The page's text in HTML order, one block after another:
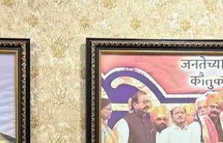
🖋️ *अभिजीत राणे लिहितात* अभिजित दिपकेसारखा सुमार
माणूस मोदींना हुकूमशहा संबोधून वायफळ बडबड करतो, तरीही
त्याच्यावर कारवाई होत नाही; ही कसली हुकूमशाही? ममता
राजवटीत बंगालमधील हिंदूंवर अघोरी अत्याचार झाले. देशभरात
राष्ट्रपती राजवटीची मागणी असतानाही मोदींनी संविधानाचा आदर
करत कायदेशीर मार्गानेच ममतांचा पराभव केला. शेतकरी असो वा
मराठा आंदोलन, यांनी कुणाचेच भले केले नाही; मग ही आंदोलने
विद्यार्थ्यांचे काय भले करणार? ही आंदोलने केवळ राजकीय
फायद्यासाठी उभारली ज